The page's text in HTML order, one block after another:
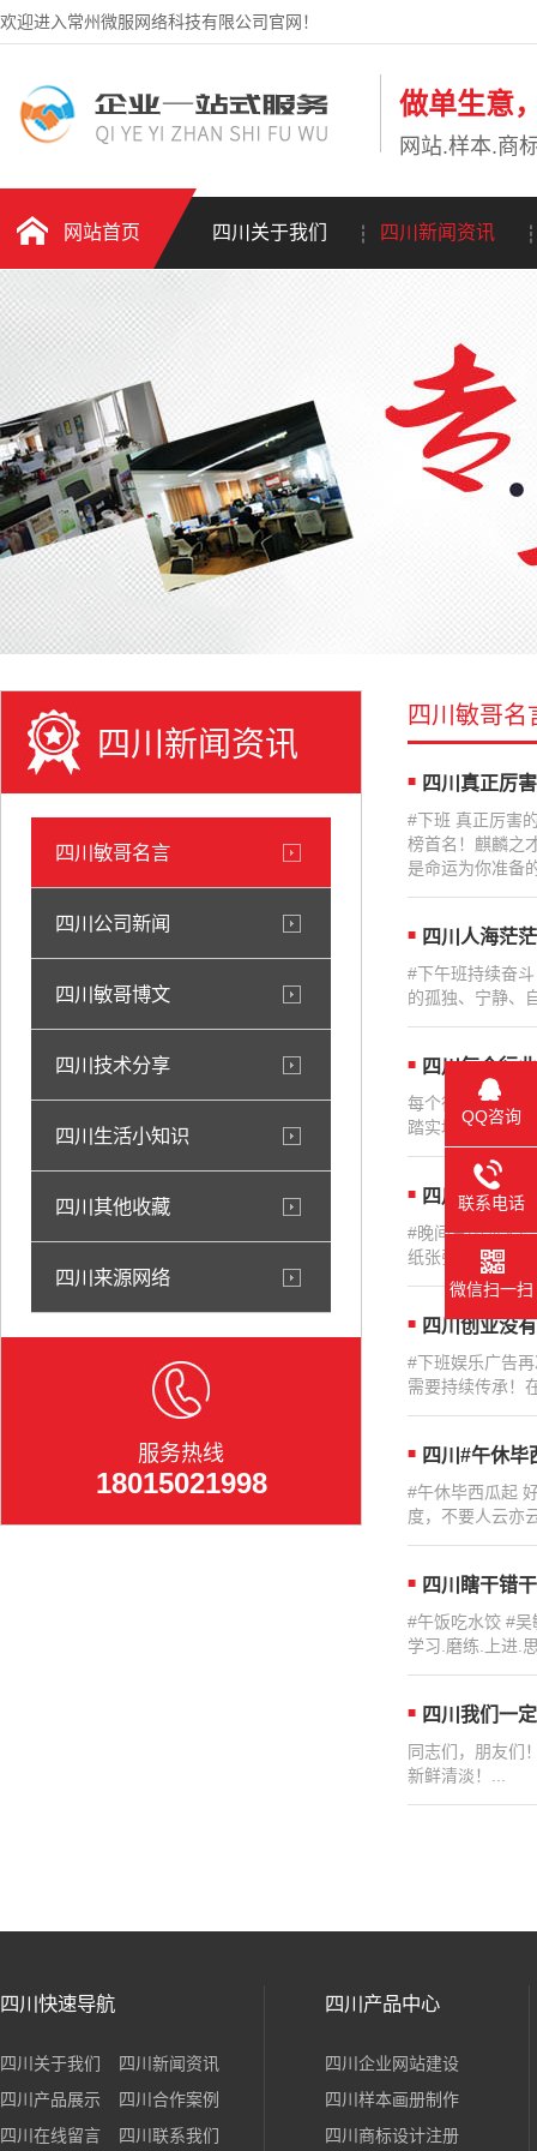
欢迎进入常州微服网络科技有限公司官网！
做单生意
网站.样本.商
网站首页 四川关于我们 四川新闻资讯
四川新闻资讯
四川敏哥名言
四川公司新闻
四川敏哥博文
四川技术分享
四川生活小知识
四川其他收藏
四川来源网络
服务热线
18015021998
四川敏哥名
四川真正厉
#下班 真正厉害
榜首名！麒麟之
是命运为你准备
四川人海茫
#下午班持续奋
的孤独、宁静、
四川每个行
每个行业都是很
踏实地的努力！
四川大丈夫
#晚间三国演义
纸张张薄，世事
四川创业没
#下班娱乐广告
需要持续传承！
四川#午休毕
#午休毕西瓜起
度，不要人云亦
四川瞎干错
#午饭吃水饺 #
学习.磨练.上进.
四川我们一
同志们，朋友们
新鲜清淡！...
四川快速导航
四川关于我们
四川新闻资讯
四川产品展示
四川合作案例
四川在线留言
四川联系我们
四川产品中心
四川企业网站建设
四川样本画册制作
四川商标设计注册
QQ咨询
联系电话
微信扫一扫